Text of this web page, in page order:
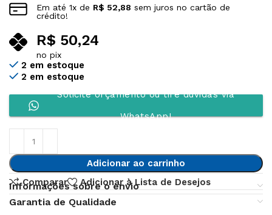
Em até1x de R$ 52,88 sem juros no cartão de
crédito!
R$ 50,24
no pix
2 em estoque
2 em estoque
Solicite orçamento ou tire dúvidas via
WhatsApp!
Adicionar ao carrinho
Comparar
Adicionar à Lista de Desejos
Informações sobre o envio
Garantia de Qualidade